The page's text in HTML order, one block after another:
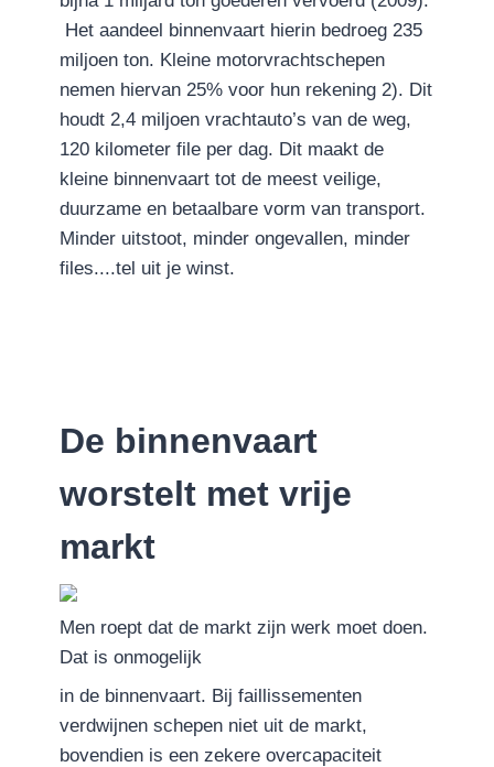
Het aandeel binnenvaart hierin bedroeg 235
miljoen ton. Kleine motorvrachtschepen
nemen hiervan 25% voor hun rekening 2). Dit
houdt 2,4 miljoen vrachtauto’s van de weg,
120 kilometer file per dag. Dit maakt de
kleine binnenvaart tot de meest veilige,
duurzame en betaalbare vorm van transport.
Minder uitstoot, minder ongevallen, minder
files....tel uit je winst.
De binnenvaart
worstelt met vrije
markt
Men roept dat de markt zijn werk moet doen.
Dat is onmogelijk
in de binnenvaart. Bij faillissementen
verdwijnen schepen niet uit de markt,
bovendien is een zekere overcapaciteit